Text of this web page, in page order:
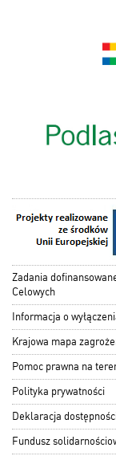
Zadania
Celowych
Informacja o
Krajowa mapa
Pomoc prawna na
Polityka prywatności
Deklaracja
Fundusz